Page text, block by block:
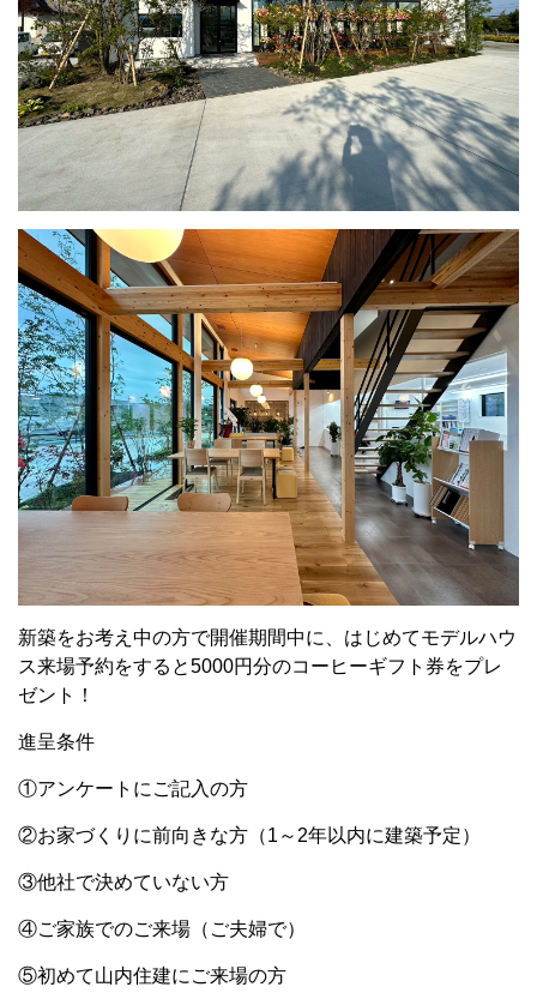
新築をお考え中の方で開催期間中に、はじめてモデルハウ
ス来場予約をすると5000円分のコーヒーギフト券をプレ
ゼント！
進呈条件
①アンケートにご記入の方
②お家づくりに前向きな方（1～2年以内に建築予定）
③他社で決めていない方
④ご家族でのご来場（ご夫婦で）
⑤初めて山内住建にご来場の方